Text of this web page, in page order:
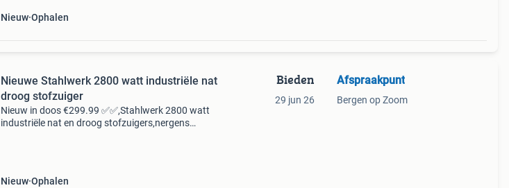
Nieuw Ophalen
Nieuwe Stahlwerk 2800 watt industriële nat
droog stofzuiger
Nieuw in doos €299.99 ✅✅,Stahlwerk 2800 watt
industriële nat en droog stofzuigers,nergens
Nieuw Ophalen
Bieden
29 jun 26
Afspraakpunt
Bergen op Zoom